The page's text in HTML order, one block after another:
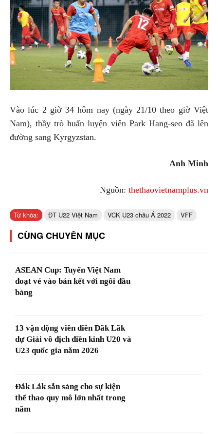
Vào lúc 2 giờ 34 hôm nay (ngày 21/10 theo giờ Việt
Nam), thầy trò huấn luyện viên Park Hang-seo đã lên
đường sang Kyrgyzstan.
Anh Minh
Nguồn: thethaovietnamplus.vn
Từ khóa: ĐT U22 Việt Nam VCK U23 châu Á 2022 VFF
CÙNG CHUYÊN MỤC
ASEAN Cup: Tuyển Việt Nam
đoạt vé vào bán kết với ngôi đầu
bảng
13 vận động viên điền Đắk Lắk
dự Giải vô địch điền kinh U20 và
U23 quốc gia năm 2026
Đắk Lắk sẵn sàng cho sự kiện
thể thao quy mô lớn nhất trong
năm